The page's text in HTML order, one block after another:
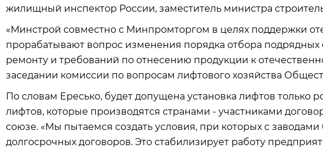
жилищный инспектор России, заместитель министра
«Минстрой совместно с Минпромторгом в целях поддержки
прорабатывают вопрос изменения порядка отбора подрядных
ремонту и требований по отнесению продукции к
заседании комиссии по вопросам лифтового хозяйства
По словам Ересько, будет допущена установка лифтов только
лифтов, которые производятся странами - участниками
союзе. «Мы пытаемся создать условия, при которых с
долгосрочных договоров. Это стабилизирует работу